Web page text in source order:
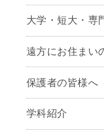
大学・短大・専
遠方にお住まい
保護者の皆様へ
学科紹介
ゲームクリエ